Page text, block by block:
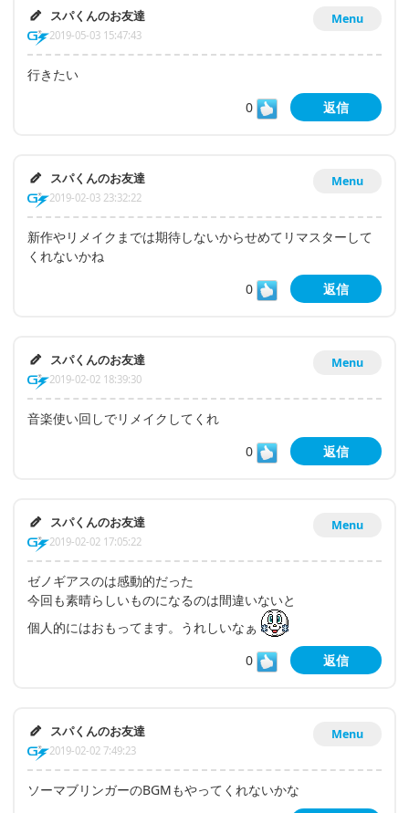
Menu
スパくんのお友達
2019-05-03 15:47:43
行きたい
0
返信
Menu
スパくんのお友達
2019-02-03 23:32:22
新作やリメイクまでは期待しないからせめてリマスターして
くれないかね
0
返信
Menu
スパくんのお友達
2019-02-02 18:39:30
音楽使い回しでリメイクしてくれ
0
返信
Menu
スパくんのお友達
2019-02-02 17:05:22
ゼノギアスのは感動的だった
今回も素晴らしいものになるのは間違いないと
個人的にはおもってます。うれしいなぁ
0
返信
Menu
スパくんのお友達
2019-02-02 7:49:23
ソーマブリンガーのBGMもやってくれないかな